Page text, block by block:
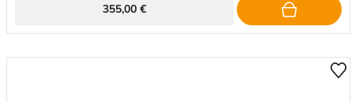
355,00 €